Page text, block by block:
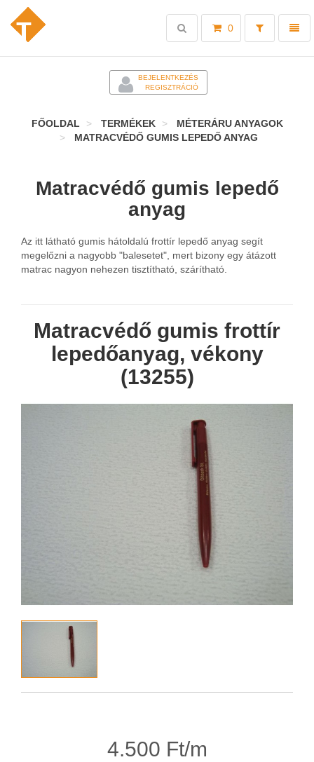
Toggle
0
Toggle
search
BEJELENTKEZÉS
REGISZTRÁCIÓ
FŐOLDAL TERMÉKEK
MÉTERÁRU ANYAGOK
MATRACVÉDŐ GUMIS LEPEDŐ ANYAG
Matracvédő gumis lepedő
anyag
Az itt látható gumis hátoldalú frottír lepedő anyag segít
megelőzni a nagyobb "balesetet", mert bizony egy átázott
matrac nagyon nehezen tisztítható, szárítható.
Matracvédő gumis frottír
lepedőanyag, vékony
(13255)
4.500 Ft/m